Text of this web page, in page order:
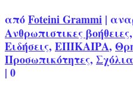
απόFoteini Grammi |
Ανθρωπιστικες βοήθειες,
Ειδήσεις, ΕΠΙΚΑΙΡΑ,
Προσωπικότητες,
| 0